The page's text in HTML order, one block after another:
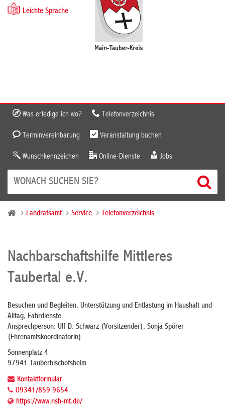
Leichte Sprache
Was erledige ich wo? Telefonverzeichnis
Terminvereinbarung Veranstaltung buchen
Wunschkennzeichen Online-Dienste Jobs
Landratsamt Service Telefonverzeichnis
Nachbarschaftshilfe Mittleres
Taubertal e.V.
Besuchen und Begleiten, Unterstützung und Entlastung im Haushalt und
Alltag, Fahrdienste
Ansprechperson: Ulf-D. Schwarz (Vorsitzender), Sonja Spörer
(Ehrenamtskoordinatorin)
Sonnenplatz 4
97941 Tauberbischofsheim
Kontaktformular
09341/859 9654
https://www.nsh-mt.de/